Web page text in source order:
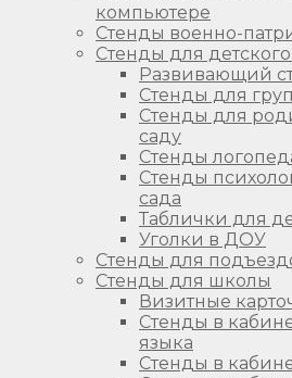
компьютере
Стенды военно-
Стенды для
Развивающий
Стенды для
Стенды для
саду
Стенды
Стенды
сада
Таблички для
Уголки в ДОУ
Стенды для
Стенды для школы
Визитные
Стенды в
языка
Стенды в